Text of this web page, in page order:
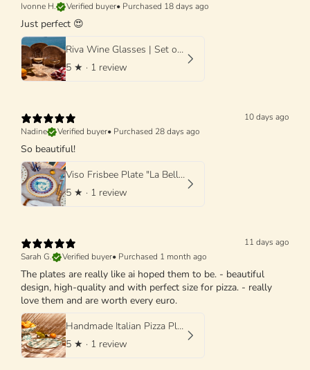
Ivonne H.
Verified buyer• Purchased 18 days ago
Just perfect 😍
Riva Wine Glasses | Set of 4 Handmade Wine Glasses
5 ★ · 1 review
10 days ago
Nadine
Verified buyer• Purchased 28 days ago
So beautiful!
Viso Frisbee Plate "La Bella Donna di Grottaglie" 25cm
5 ★ · 1 review
11 days ago
Sarah G.
Verified buyer• Purchased 1 month ago
The plates are really like ai hoped them to be. - beautiful
design, high-quality and with perfect size for pizza. - really
love them and are worth every euro.
Handmade Italian Pizza Plate 33 cm | Schizzato Design
5 ★ · 1 review